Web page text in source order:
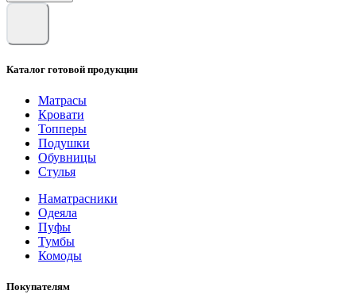
Каталог готовой продукции
Матрасы
Кровати
Топперы
Подушки
Обувницы
Стулья
Наматрасники
Одеяла
Пуфы
Тумбы
Комоды
Покупателям